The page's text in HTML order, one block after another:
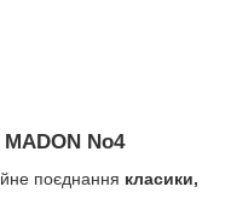
No4
поєднання класики,